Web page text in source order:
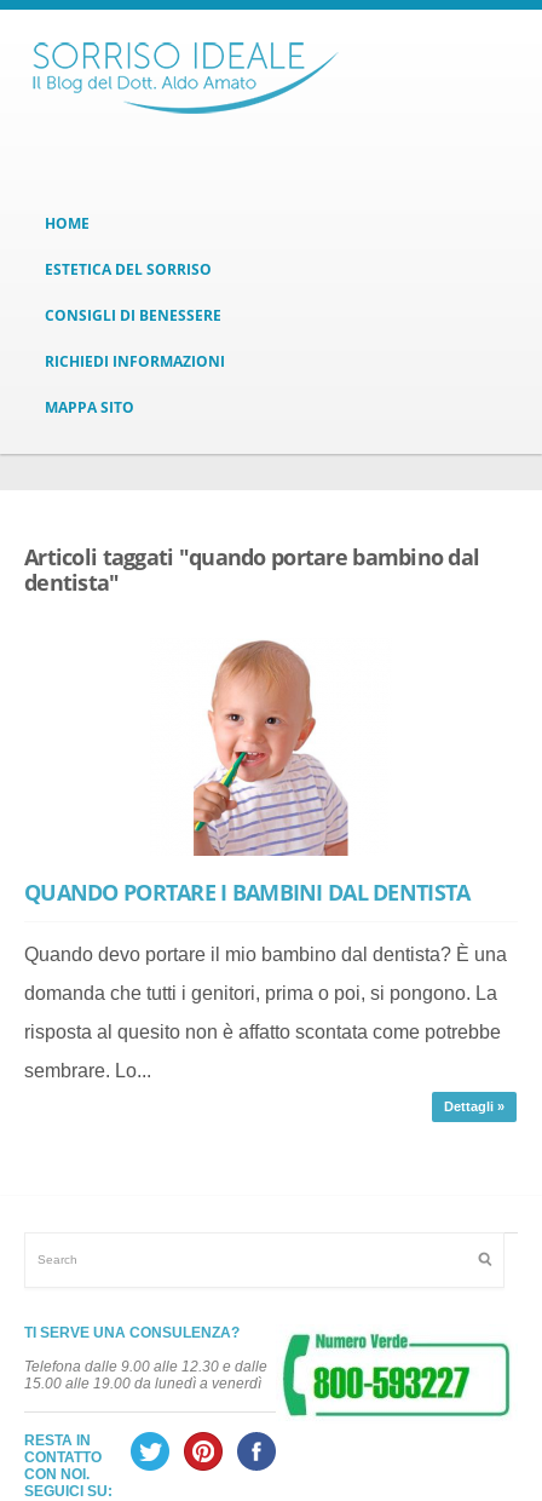
HOME
ESTETICA DEL SORRISO
CONSIGLI DI BENESSERE
RICHIEDI INFORMAZIONI
MAPPA SITO
Articoli taggati "quando portare bambino dal
dentista"
QUANDO PORTARE I BAMBINI DAL DENTISTA
Quando devo portare il mio bambino dal dentista? È una
domanda che tutti i genitori, prima o poi, si pongono. La
risposta al quesito non è affatto scontata come potrebbe
sembrare. Lo...
Dettagli »
TI SERVE UNA CONSULENZA?
Telefona dalle 9.00 alle 12.30 e dalle
15.00 alle 19.00 da lunedì a venerdì
RESTA IN
CONTATTO
CON NOI.
SEGUICI SU: